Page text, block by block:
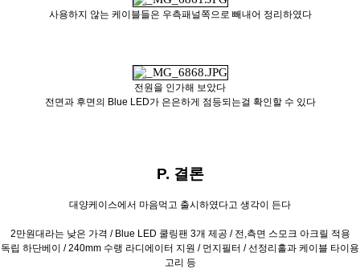
사용하지 않는 케이블들은 우측패널쪽으로 빼내어 정리하였다
전원을 인가해 보았다
전면과 후면의 Blue LED가 은은하게 점등되는걸 확인할 수 있다
P. 결론
대양케이스에서 마음먹고 출시하였다고 생각이 든다
2만원대라는 낮은 가격 / Blue LED 쿨링팬 3개 제공 / 전,측면 스모크 아크릴 적용
독립 하단베이 / 240mm 수랭 라디에이터 지원 / 먼지필터 / 선정리홀과 케이블 타이용
고리 등